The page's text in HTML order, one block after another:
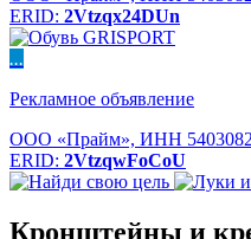
ERID: 2Vtzqx24DUn
...
Рекламное объявление
ООО «Прайм», ИНН
ERID: 2VtzqwFoCoU
Кронштейны и